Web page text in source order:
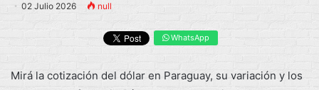
02 Julio 2026 null
WhatsApp
Mirá la cotización del dólar en Paraguay, su variación y los